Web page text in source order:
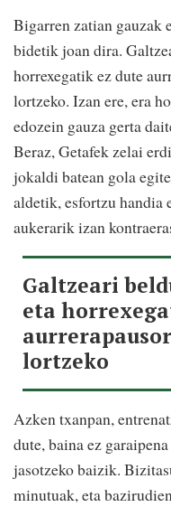
Bigarren zatian gauzak
bidetik joan dira.
horrexegatik ez dute
lortzeko. Izan ere, era
edozein gauza gerta
Beraz, Getafek zelai
jokaldi batean gola
aldetik, esfortzu handia
aukerarik izan
Galtzeari
eta
lortzeko
Azken txanpan,
dute, baina ez
jasotzeko baizik.
minutuak, eta